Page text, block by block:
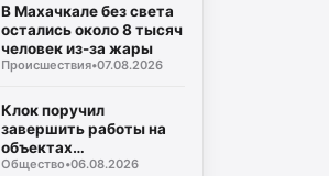
В Махачкале без света
остались около 8 тысяч
человек из-за жары
Происшествия•07.08.2026
Клок поручил
завершить работы на
объектах
водоснабжения
Общество•06.08.2026